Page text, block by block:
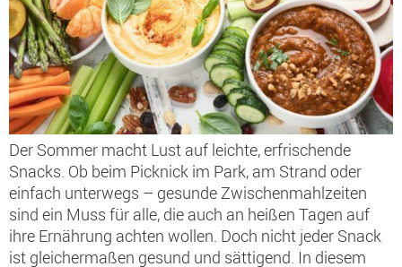
Der Sommer macht Lust auf leichte, erfrischende
Snacks. Ob beim Picknick im Park, am Strand oder
einfach unterwegs – gesunde Zwischenmahlzeiten
sind ein Muss für alle, die auch an heißen Tagen auf
ihre Ernährung achten wollen. Doch nicht jeder Snack
ist gleichermaßen gesund und sättigend. In diesem